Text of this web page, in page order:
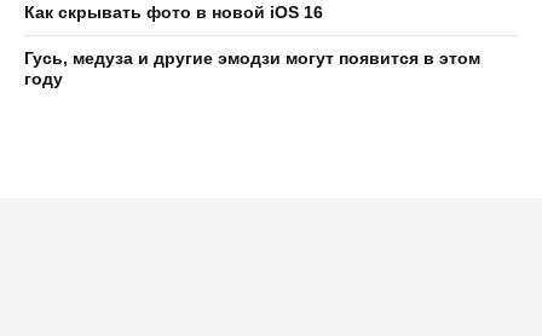
Как скрывать фото в новой iOS 16
Гусь, медуза и другие эмодзи могут появится в этом
году